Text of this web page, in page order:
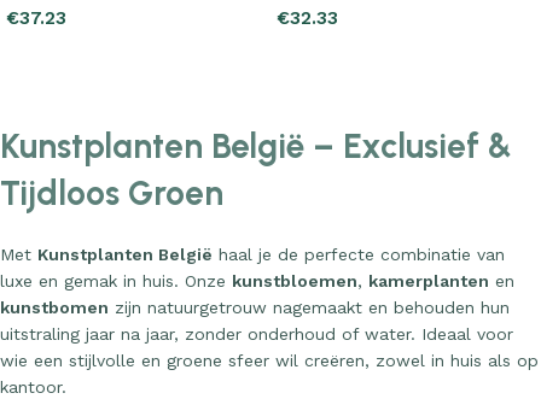
€37.23 €32.33
Kunstplanten België – Exclusief &
Tijdloos Groen
Met Kunstplanten België haal je de perfecte combinatie van
luxe en gemak in huis. Onze kunstbloemen, kamerplanten en
kunstbomen zijn natuurgetrouw nagemaakt en behouden hun
uitstraling jaar na jaar, zonder onderhoud of water. Ideaal voor
wie een stijlvolle en groene sfeer wil creëren, zowel in huis als op
kantoor.